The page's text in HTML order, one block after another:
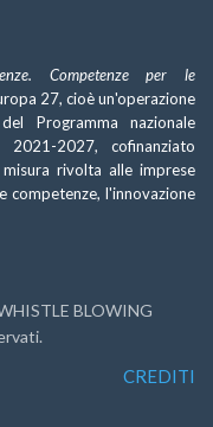
Competenze per le
27, cioè un'operazione
Programma nazionale
2027, cofinanziato
rivolta alle imprese
competenze, l'innovazione
BLOWING
CREDITI